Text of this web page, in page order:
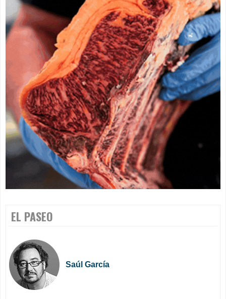
EL PASEO
Saúl García